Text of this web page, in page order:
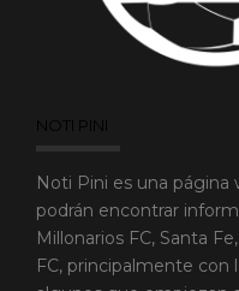
NOTI PINI
Noti Pini es una página
podrán encontrar
Millonarios FC, Santa
FC, principalmente con